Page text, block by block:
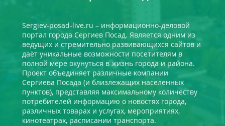
Sergiev-posad-live.ru – информационно-деловой
портал города Сергиев Посад. Является одним из
ведущих и стремительно развивающихся сайтов и
даёт уникальные возможности посетителям в
полной мере окунуться в жизнь города и района.
Проект объединяет различные компании
Сергиева Посада (и близлежащих населенных
пунктов), представляя максимальному количеству
потребителей информацию о новостях города,
различных товарах и услугах, мероприятиях,
кинотеатрах, расписании транспорта.